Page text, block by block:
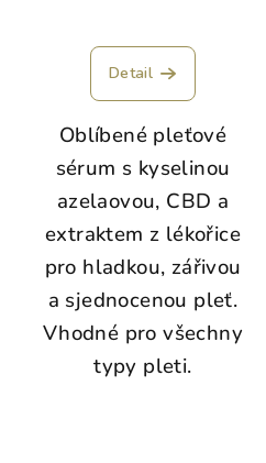
Detail
Oblíbené pleťové
sérum s kyselinou
azelaovou, CBD a
extraktem z lékořice
pro hladkou, zářivou
a sjednocenou pleť.
Vhodné pro všechny
typy pleti.